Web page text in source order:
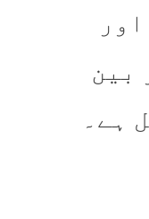
بین
ہے۔